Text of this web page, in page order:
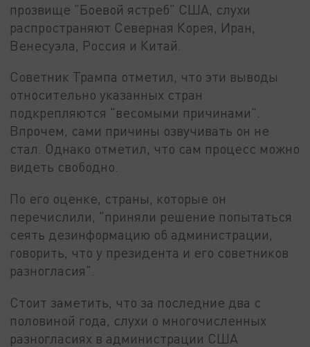
прозвище "Боевой ястреб" США, слухи
распространяют Северная Корея, Иран,
Венесуэла, Россия и Китай.
Советник Трампа отметил, что эти выводы
относительно указанных стран
подкрепляются "весомыми причинами".
Впрочем, сами причины озвучивать он не
стал. Однако отметил, что сам процесс можно
видеть свободно.
По его оценке, страны, которые он
перечислили, "приняли решение попытаться
сеять дезинформацию об администрации,
говорить, что у президента и его советников
разногласия".
Стоит заметить, что за последние два с
половиной года, слухи о многочисленных
разногласиях в администрации США